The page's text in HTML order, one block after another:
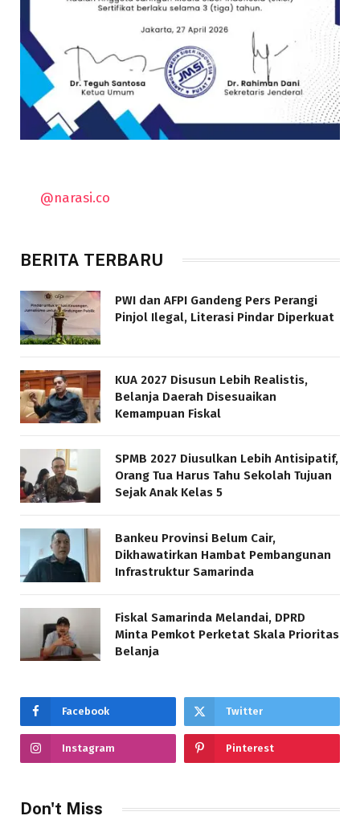
@narasi.co
BERITA TERBARU
PWI dan AFPI Gandeng Pers Perangi
Pinjol Ilegal, Literasi Pindar Diperkuat
KUA 2027 Disusun Lebih Realistis,
Belanja Daerah Disesuaikan
Kemampuan Fiskal
SPMB 2027 Diusulkan Lebih Antisipatif,
Orang Tua Harus Tahu Sekolah Tujuan
Sejak Anak Kelas 5
Bankeu Provinsi Belum Cair,
Dikhawatirkan Hambat Pembangunan
Infrastruktur Samarinda
Fiskal Samarinda Melandai, DPRD
Minta Pemkot Perketat Skala Prioritas
Belanja
Facebook Twitter
Instagram Pinterest
Don't Miss